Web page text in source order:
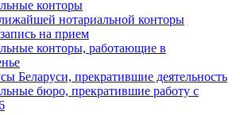
конторы
нотариальной конторы
на прием
конторы, работающие в
Беларуси, прекратившие деятельность
бюро, прекратившие работу с